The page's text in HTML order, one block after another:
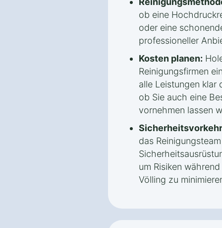
ob eine
oder eine
professioneller
Kosten planen:
Reinigungsfirmen
alle Leistungen klar
ob Sie auch eine
vornehmen lassen
das
um Risiken
Völling zu